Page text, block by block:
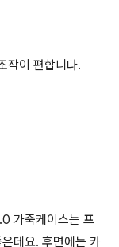
작이 편합니다.
가죽케이스는 프
데요. 후면에는 카